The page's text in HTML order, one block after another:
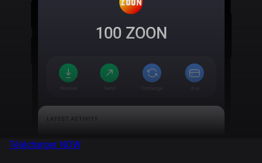
100 ZOON
Télécharger NOW